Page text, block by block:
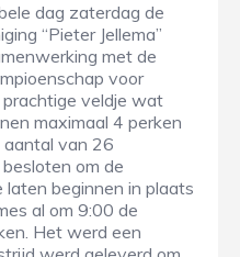
dag zaterdag de
“Pieter Jellema”
met de
voor
veldje wat
maximaal 4 perken
aantal van 26
om de
beginnen in plaats
al om 9:00 de
Het werd een